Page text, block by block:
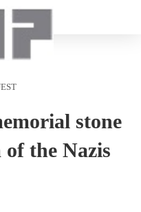
stone
the Nazis